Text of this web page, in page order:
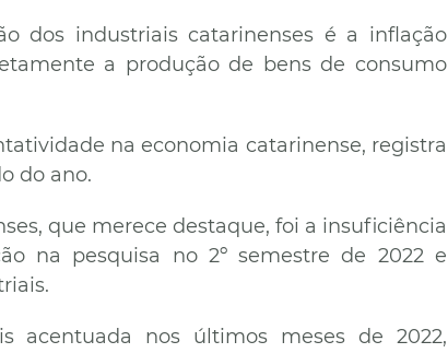
dos industriais catarinenses é a inflação
a produção de bens de consumo
na economia catarinense, registra
do ano.
que merece destaque, foi a insuficiência
na pesquisa no 2º semestre de 2022 e
acentuada nos últimos meses de 2022,